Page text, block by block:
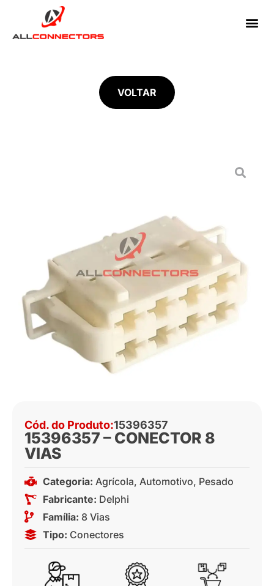
VOLTAR
Cód. do Produto:15396357
15396357 – CONECTOR 8
VIAS
Categoria: Agrícola, Automotivo, Pesado
Fabricante: Delphi
Família: 8 Vias
Tipo: Conectores